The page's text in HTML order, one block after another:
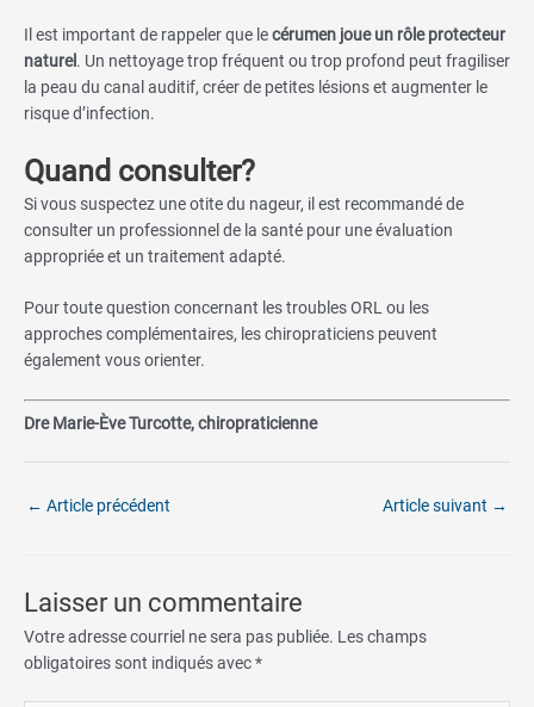
Il est important de rappeler que lecérumen joue un rôle protecteur
naturel. Un nettoyage trop fréquent ou trop profond peut fragiliser
la peau du canal auditif, créer de petites lésions et augmenter le
risque d’infection.
Quand consulter?
Si vous suspectez une otite du nageur, il est recommandé de
consulter un professionnel de la santé pour une évaluation
appropriée et un traitement adapté.
Pour toute question concernant les troubles ORL ou les
approches complémentaires, les chiropraticiens peuvent
également vous orienter.
Dre Marie-Ève Turcotte, chiropraticienne
← Article précédent Article suivant →
Laisser un commentaire
Votre adresse courriel ne sera pas publiée. Les champs
obligatoires sont indiqués avec*